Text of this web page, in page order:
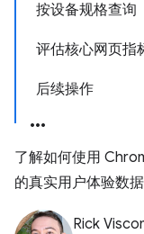
按设备规格查询
评估核心网页指
后续操作
了解如何使用
的真实用户体验数据
Rick